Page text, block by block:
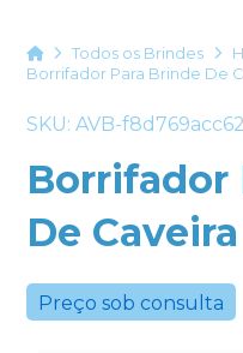
HomeTodos os Brindes
Borrifador Para Brinde De
SKU: AVB-
Borrifador
De Caveira
Preço sob consulta
+55